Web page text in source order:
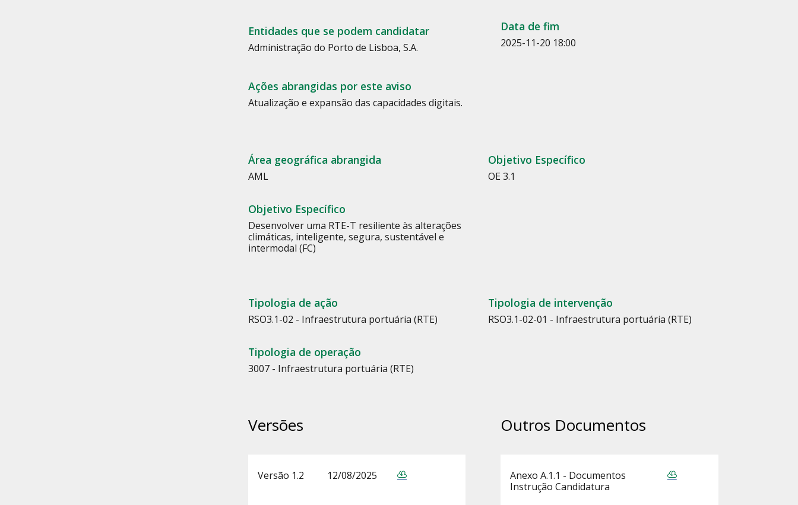
Entidades que se podem candidatar
Administração do Porto de Lisboa, S.A.
Ações abrangidas por este aviso
Atualização e expansão das capacidades digitais.
Data de fim
2025-11-20 18:00
Área geográfica abrangida
AML
Objetivo Específico
OE 3.1
Objetivo Específico
Desenvolver uma RTE-T resiliente às alterações
climáticas, inteligente, segura, sustentável e
intermodal (FC)
Tipologia de ação
RSO3.1-02 - Infraestrutura portuária (RTE)
Tipologia de intervenção
RSO3.1-02-01 - Infraestrutura portuária (RTE)
Tipologia de operação
3007 - Infraestrutura portuária (RTE)
Versões
Versão 1.2 12/08/2025
Outros Documentos
Anexo A.1.1 - Documentos
Instrução Candidatura